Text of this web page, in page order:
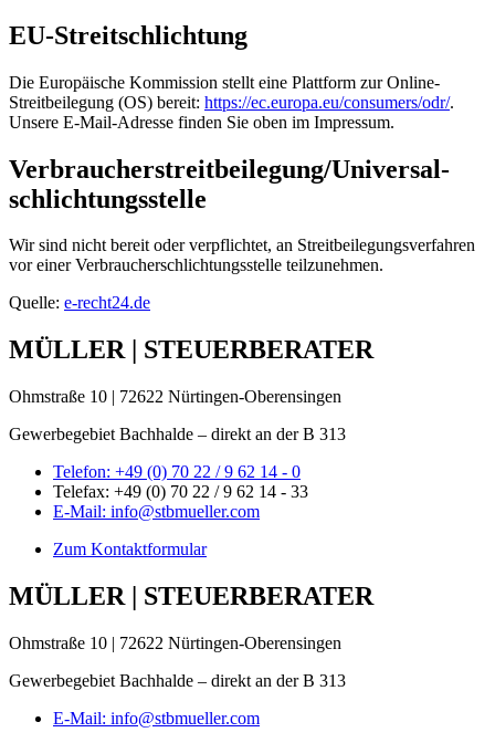
EU-Streitschlichtung
Die Europäische Kommission stellt eine Plattform zur Online-
Streitbeilegung (OS) bereit: https://ec.europa.eu/consumers/odr/.
Unsere E-Mail-Adresse finden Sie oben im Impressum.
Verbraucher­streit­beilegung/Universal­
schlichtungs­stelle
Wir sind nicht bereit oder verpflichtet, an Streitbeilegungsverfahren
vor einer Verbraucherschlichtungsstelle teilzunehmen.
Quelle: e-recht24.de
MÜLLER | STEUERBERATER
Ohmstraße 10 | 72622 Nürtingen-Oberensingen
Gewerbegebiet Bachhalde – direkt an der B 313
Telefon: +49 (0) 70 22 / 9 62 14 - 0
Telefax: +49 (0) 70 22 / 9 62 14 - 33
E-Mail: info@stbmueller.com
Zum Kontaktformular
MÜLLER | STEUERBERATER
Ohmstraße 10 | 72622 Nürtingen-Oberensingen
Gewerbegebiet Bachhalde – direkt an der B 313
E-Mail: info@stbmueller.com